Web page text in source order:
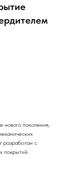
поколения,
разработан с
покрытий.